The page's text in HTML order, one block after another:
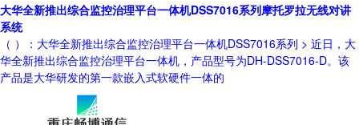
大华全新推出综合监控治理平台一体机DSS7016系列摩托罗拉无线对讲
系统
（ ）：大华全新推出综合监控治理平台一体机DSS7016系列 > 近日，大
华全新推出综合监控治理平台一体机，产品型号为DH-DSS7016-D。该
产品是大华研发的第一款嵌入式软硬件一体的